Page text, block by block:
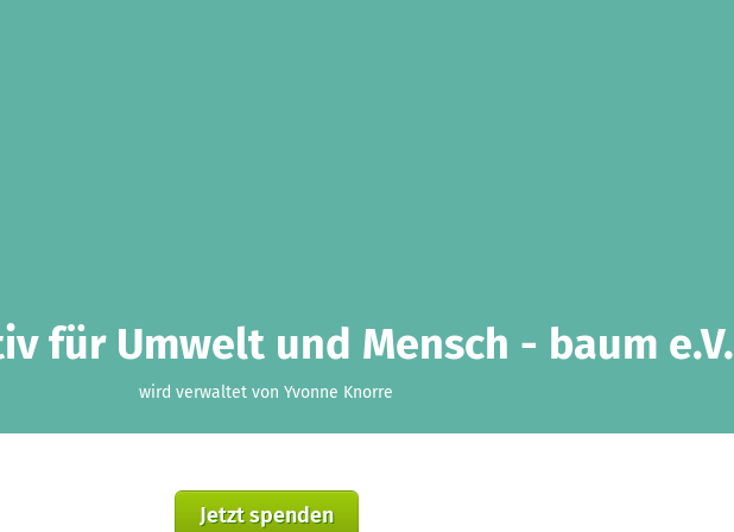
für Umwelt und Mensch - baum e.V.
wird verwaltet von Yvonne Knorre
Jetzt spenden